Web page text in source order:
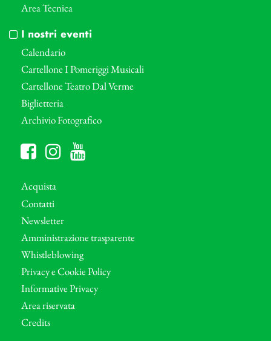
Area Tecnica
I nostri eventi
Calendario
Cartellone I Pomeriggi Musicali
Cartellone Teatro Dal Verme
Biglietteria
Archivio Fotografico
Acquista
Contatti
Newsletter
Amministrazione trasparente
Whistleblowing
Privacy e Cookie Policy
Informative Privacy
Area riservata
Credits